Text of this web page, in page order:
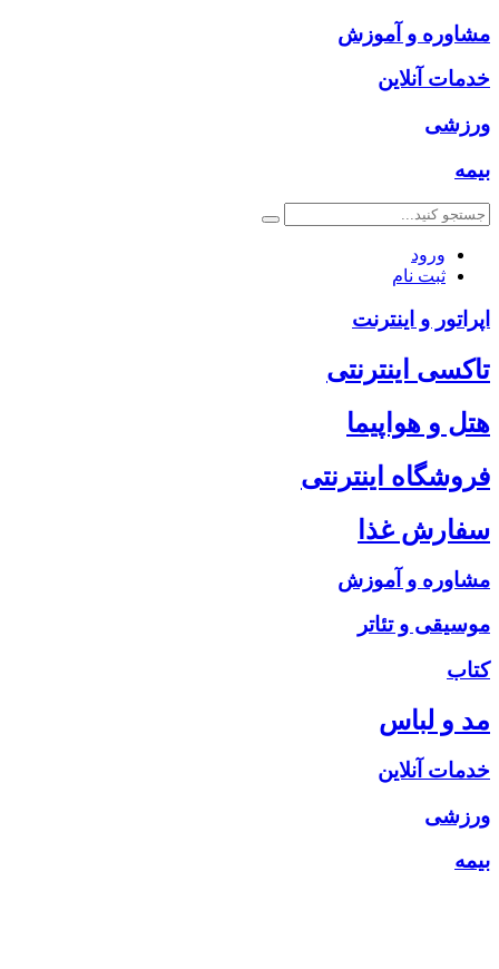
مشاوره و آموزش
خدمات آنلاین
ورزشی
بیمه
ورود
ثبت نام
اپراتور و اینترنت
تاکسی اینترنتی
هتل و هواپیما
فروشگاه اینترنتی
سفارش غذا
مشاوره و آموزش
موسیقی و تئاتر
کتاب
مد و لباس
خدمات آنلاین
ورزشی
بیمه